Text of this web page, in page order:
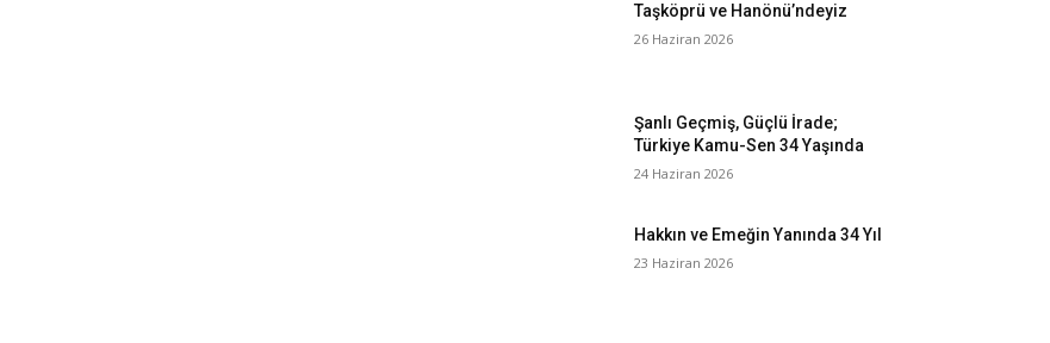
Taşköprü ve Hanönü’ndeyiz
26 Haziran 2026
Şanlı Geçmiş, Güçlü İrade;
Türkiye Kamu-Sen 34 Yaşında
24 Haziran 2026
Hakkın ve Emeğin Yanında 34 Yıl
23 Haziran 2026